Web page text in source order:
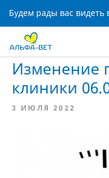
Главная
Изменение
клиники
3 ИЮЛЯ 2022